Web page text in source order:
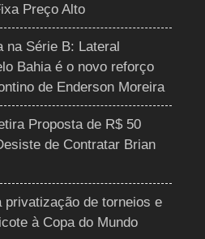
Preço Alto
na Série B: Lateral
Bahia é o novo reforço
de Enderson Moreira
Proposta de R$ 50
de Contratar Brian
privatização de torneios e
à Copa do Mundo